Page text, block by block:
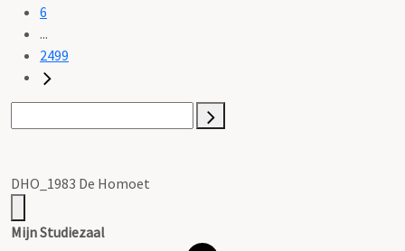
6
...
2499
DHO_1983 De Homoet
Mijn Studiezaal